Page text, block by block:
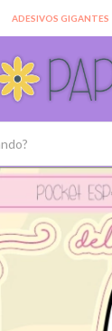
ADESIVOS GIGANTES